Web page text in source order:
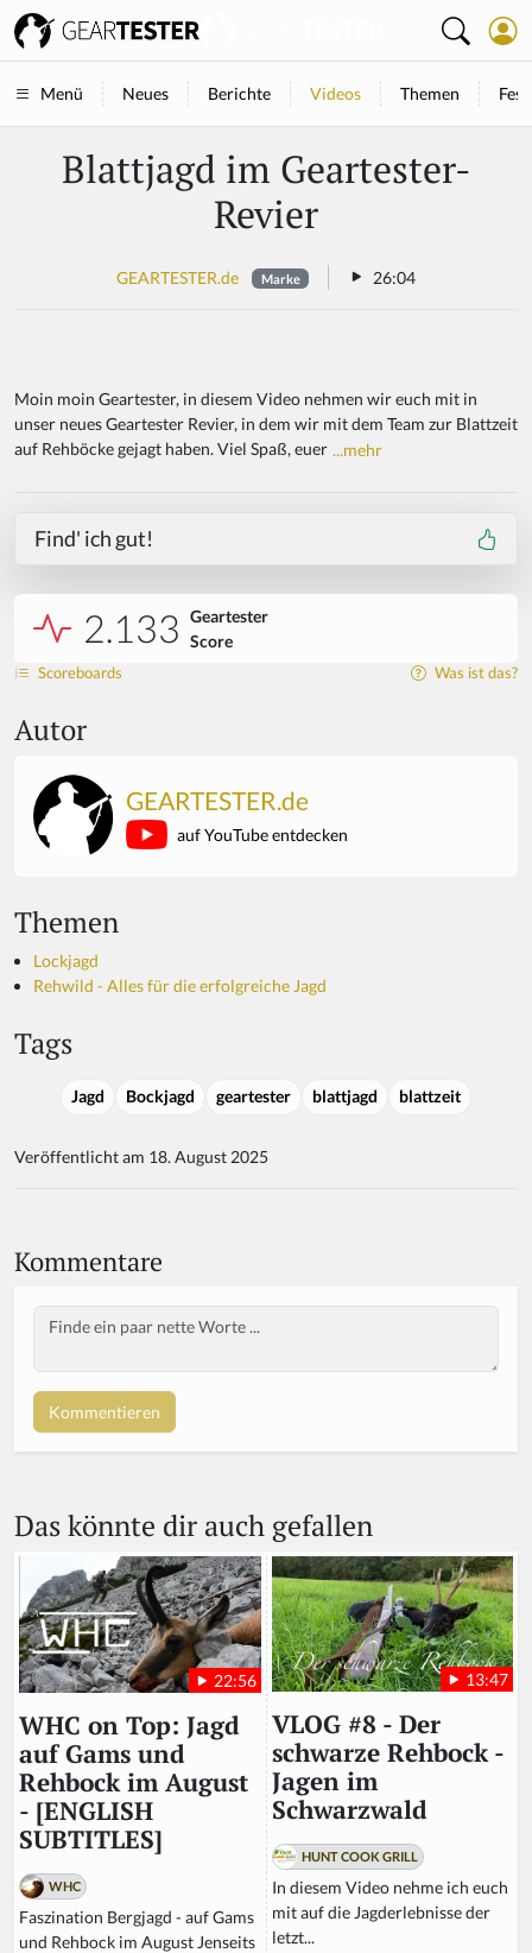
Menü Neues Berichte Videos Themen
Blattjagd im Geartester-
Revier
GEARTESTER.de Marke 26:04
Moin moin Geartester, in diesem Video nehmen wir euch mit in
unser neues Geartester Revier, in dem wir mit dem Team zur Blattzeit
auf Rehböcke gejagt haben. Viel Spaß, euer ...mehr
Find' ich gut!
2.133 Geartester
Score
Scoreboards Was ist das?
Autor
GEARTESTER.de
auf YouTube entdecken
Themen
Lockjagd
Rehwild - Alles für die erfolgreiche Jagd
Tags
Jagd Bockjagd geartester blattjagd blattzeit
Veröffentlicht am 18. August 2025
Kommentare
o
u
h
u
a
n,
ig
n
o
r
t
hi
fi
d
Body
Das könnte dir auch gefallen
22:56
WHC on Top: Jagd
auf Gams und
Rehbock im August
- [ENGLISH
SUBTITLES]
WHC
Faszination Bergjagd - auf Gams
und Rehbock im August Jenseits
13:47
VLOG #8 - Der
schwarze Rehbock -
Jagen im
Schwarzwald
HUNT COOK GRILL
In diesem Video nehme ich euch
mit auf die Jagderlebnisse der
letzt...